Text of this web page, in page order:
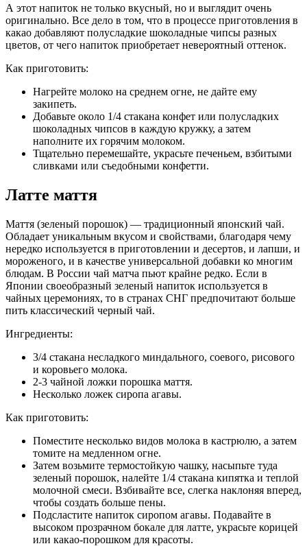
А этот напиток не только вкусный, но и выглядит очень
оригинально. Все дело в том, что в процессе приготовления в
какао добавляют полусладкие шоколадные чипсы разных
цветов, от чего напиток приобретает невероятный оттенок.
Как приготовить:
Нагрейте молоко на среднем огне, не дайте ему
закипеть.
Добавьте около 1/4 стакана конфет или полусладких
шоколадных чипсов в каждую кружку, а затем
наполните их горячим молоком.
Тщательно перемешайте, украсьте печеньем, взбитыми
сливками или съедобными конфетти.
Латте маття
Маття (зеленый порошок) — традиционный японский чай.
Обладает уникальным вкусом и свойствами, благодаря чему
нередко используется в приготовлении и десертов, и лапши, и
мороженого, и в качестве универсальной добавки ко многим
блюдам. В России чай матча пьют крайне редко. Если в
Японии своеобразный зеленый напиток используется в
чайных церемониях, то в странах СНГ предпочитают больше
пить классический черный чай.
Ингредиенты:
3/4 стакана несладкого миндального, соевого, рисового
и коровьего молока.
2-3 чайной ложки порошка маття.
Несколько ложек сиропа агавы.
Как приготовить:
Поместите несколько видов молока в кастрюлю, а затем
томите на медленном огне.
Затем возьмите термостойкую чашку, насыпьте туда
зеленый порошок, налейте 1/4 стакана кипятка и теплой
молочной смеси. Взбивайте все, слегка наклоняя вперед,
чтобы создать больше пены.
Подсластите напиток сиропом агавы. Подавайте в
высоком прозрачном бокале для латте, украсьте корицей
или какао-порошком для красоты.